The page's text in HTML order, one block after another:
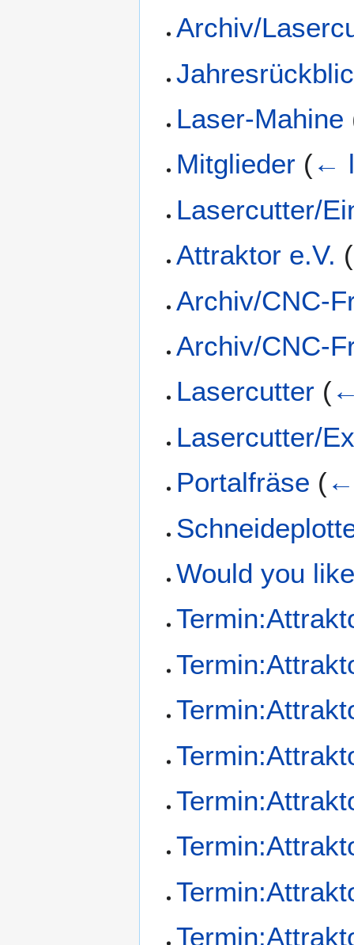
Archiv/
Laser-Mahine
Mitglieder (←
Lasercutter/
Attraktor e.V. (
Archiv/CNC-
Archiv/CNC-
Lasercutter (
Lasercutter/
Portalfräse (
Would you